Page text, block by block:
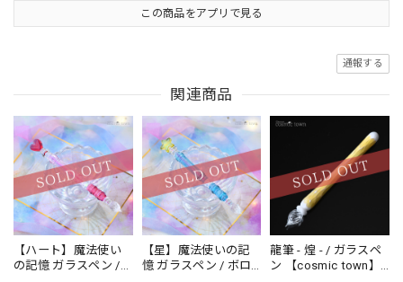
この商品をアプリで見る
通報する
関連商品
【ハート】魔法使い
の記憶 ガラスペン /
【星】魔法使いの記
憶 ガラスペン / ボロ
龍筆 - 煌 - / ガラスペ
ン 【cosmic town】